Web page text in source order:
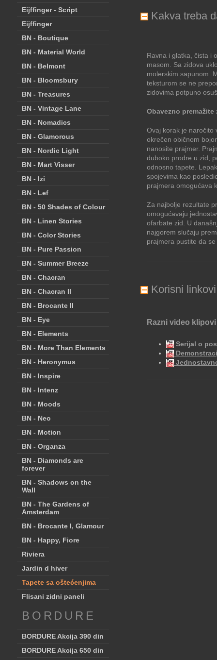
Eijffinger - Script
Eijffinger
BN - Boutique
BN - Material World
BN - Belmont
BN - Bloomsbury
BN - Treasures
BN - Vintage Lane
BN - Nomadics
BN - Glamorous
BN - Nordic Light
BN - Mart Visser
BN - Izi
BN - Lef
BN - 50 Shades of Colour
BN - Linen Stories
BN - Color Stories
BN - Pure Passion
BN - Summer Breeze
BN - Chacran
BN - Chacran II
BN - Brocante II
BN - Eye
BN - Elements
BN - More Than Elements
BN - Heronymus
BN - Inspire
BN - Intenz
BN - Moods
BN - Neo
BN - Motion
BN - Organza
BN - Diamonds are
forever
BN - Shadows on the
Wall
BN - The Gardens of
Amsterdam
BN - Brocante I, Glamour
BN - Happy, Fiore
Riviera
Jardin d hiver
Tapete sa oštećenjima
Flisani zidni paneli
BORDURE
BORDURE Akcija 390 din
BORDURE Akcija 650 din
Kakva treba
Ravna i glatka, čista i
masom. Sa zidova
molerskim sapunom.
teksturom se ne
zidovima potpuno
Obavezno premažite
Ovaj korak je naročito
okrečen običnom
nanosite prajmer.
duboko prodre u zid,
odnosno tapete.
spojevima kao
prajmera omogućava
Za najbolje rezultate
omogućavaju
ofarbate zid. U
najgorem slučaju
prajmera pustite da
Korisni linkovi
Razni video
Serijal o